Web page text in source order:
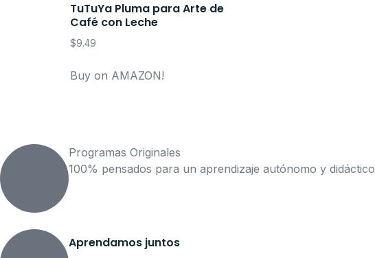
TuTuYa Pluma para Arte de
Café con Leche
$9.49
Buy on AMAZON!
Programas Originales
100% pensados para un aprendizaje autónomo y didáctico
Aprendamos juntos